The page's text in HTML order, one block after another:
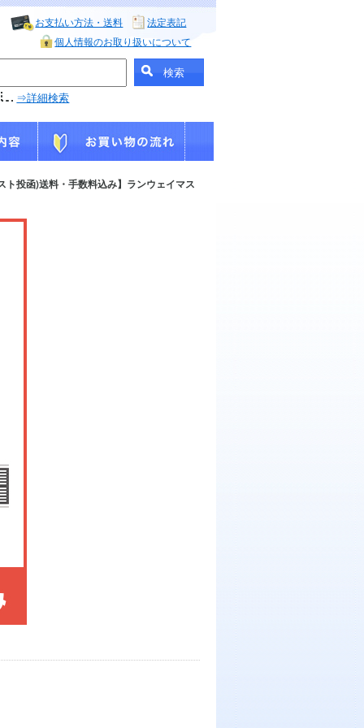
お支払い方法・送料
法定表記
個人情報のお取り扱いについて
⇒詳細検索
ト投函)送料・手数料込み】ランウェイマス